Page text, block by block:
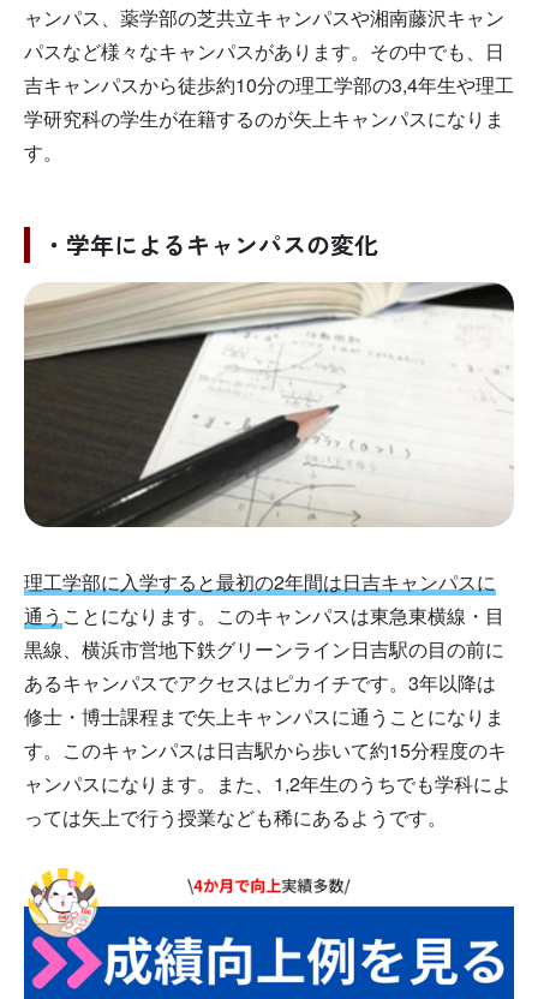
ャンパス、薬学部の芝共立キャンパスや湘南藤沢キャン
パスなど様々なキャンパスがあります。その中でも、日
吉キャンパスから徒歩約10分の理工学部の3,4年生や理工
学研究科の学生が在籍するのが矢上キャンパスになりま
す。
・学年によるキャンパスの変化
理工学部に入学すると最初の2年間は日吉キャンパスに
通う ことになります。このキャンパスは東急東横線・目
黒線、横浜市営地下鉄グリーンライン日吉駅の目の前に
あるキャンパスでアクセスはピカイチです。3年以降は
修士・博士課程まで矢上キャンパスに通うことになりま
す。このキャンパスは日吉駅から歩いて約15分程度のキ
ャンパスになります。また、1,2年生のうちでも学科によ
っては矢上で行う授業なども稀にあるようです。